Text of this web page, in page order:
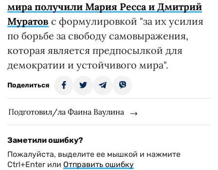
мира получили Мария Ресса и Дмитрий
Муратов с формулировкой "за их усилия
по борьбе за свободу самовыражения,
которая является предпосылкой для
демократии и устойчивого мира".
Поделиться
Подготовил/ла Фаина Ваулина
Заметили ошибку?
Пожалуйста, выделите ее мышкой и нажмите
Ctrl+Enter или Отправить ошибку